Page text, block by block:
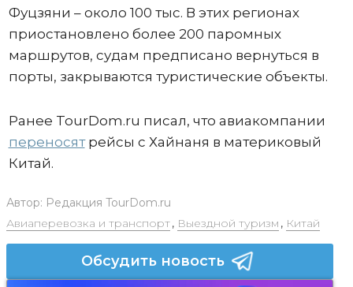
Фуцзяни – около 100 тыс. В этих регионах
приостановлено более 200 паромных
маршрутов, судам предписано вернуться в
порты, закрываются туристические объекты.
Ранее TourDom.ru писал, что авиакомпании
переносятрейсы с Хайнаня в материковый
Китай.
Автор: Редакция TourDom.ru
Авиаперевозка и транспорт, Выездной туризм , Китай
Обсудить новость